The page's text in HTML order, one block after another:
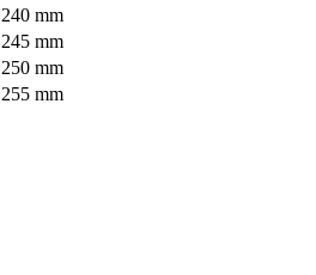
240 mm
245 mm
250 mm
255 mm